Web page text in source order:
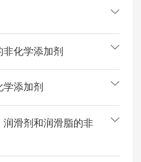
非化学添加剂
学添加剂
润滑剂和润滑脂的非